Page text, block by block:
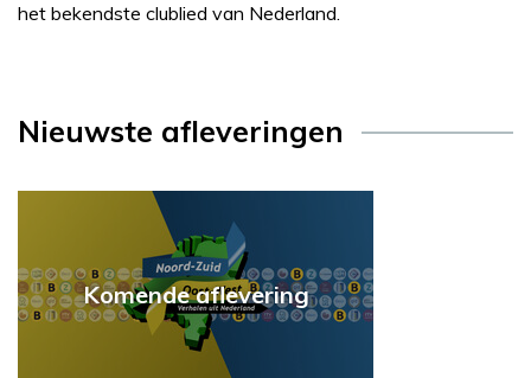
het bekendste clublied van Nederland.
Nieuwste afleveringen
Komende aflevering